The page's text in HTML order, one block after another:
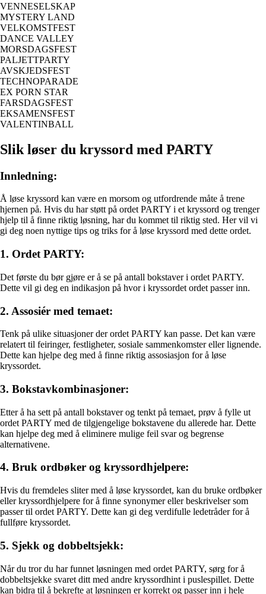
VENNESELSKAP
MYSTERY LAND
VELKOMSTFEST
DANCE VALLEY
MORSDAGSFEST
PALJETTPARTY
AVSKJEDSFEST
TECHNOPARADE
EX PORN STAR
FARSDAGSFEST
EKSAMENSFEST
VALENTINBALL
Slik løser du kryssord med PARTY
Innledning:
Å løse kryssord kan være en morsom og utfordrende måte å trene
hjernen på. Hvis du har støtt på ordet PARTY i et kryssord og trenger
hjelp til å finne riktig løsning, har du kommet til riktig sted. Her vil vi
gi deg noen nyttige tips og triks for å løse kryssord med dette ordet.
1. Ordet PARTY:
Det første du bør gjøre er å se på antall bokstaver i ordet PARTY.
Dette vil gi deg en indikasjon på hvor i kryssordet ordet passer inn.
2. Assosiér med temaet:
Tenk på ulike situasjoner der ordet PARTY kan passe. Det kan være
relatert til feiringer, festligheter, sosiale sammenkomster eller lignende.
Dette kan hjelpe deg med å finne riktig assosiasjon for å løse
kryssordet.
3. Bokstavkombinasjoner:
Etter å ha sett på antall bokstaver og tenkt på temaet, prøv å fylle ut
ordet PARTY med de tilgjengelige bokstavene du allerede har. Dette
kan hjelpe deg med å eliminere mulige feil svar og begrense
alternativene.
4. Bruk ordbøker og kryssordhjelpere:
Hvis du fremdeles sliter med å løse kryssordet, kan du bruke ordbøker
eller kryssordhjelpere for å finne synonymer eller beskrivelser som
passer til ordet PARTY. Dette kan gi deg verdifulle ledetråder for å
fullføre kryssordet.
5. Sjekk og dobbeltsjekk:
Når du tror du har funnet løsningen med ordet PARTY, sørg for å
dobbeltsjekke svaret ditt med andre kryssordhint i puslespillet. Dette
kan bidra til å bekrefte at løsningen er korrekt og passer inn i hele